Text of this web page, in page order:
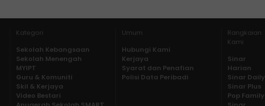
Kategori
Sekolah Kebangsaan
Sekolah Menengah
MYIPT
Guru & Komuniti
Skil & Kerjaya
Video Bestari
Umum
Hubungi Kami
Kerjaya
Syarat dan Penafian
Polisi Data Peribadi
Rangkaian
Kami
Sinar
Harian
Sinar Daily
Sinar Plus
Pop Family